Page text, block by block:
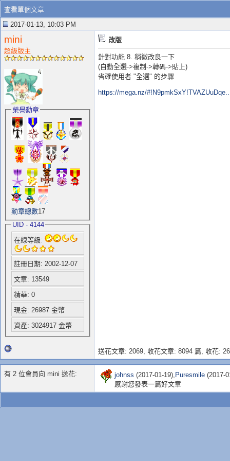
查看單個文章
2017-01-13, 10:03 PM
mini
超級版主
榮譽勳章
勳章總數17
UID - 4144
在線等級:
註冊日期: 2002-12-07
文章: 13549
精華: 0
現金: 26987 金幣
資產: 3024917 金幣
改版
針對功能 8. 稍微改良一下
(自動全選->複制->轉碼->貼上)
省確使用者 "全選" 的步驟
https://mega.nz/
送花文章: 2069, 收花文章: 8094 篇, 收花:
有 2 位會員向 mini 送花: johnss (2017-01-19), Puresmile (2017-
感謝您發表一篇好文章